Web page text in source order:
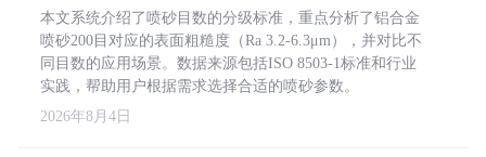
本文系统介绍了喷砂目数的分级标准，重点分析了铝合金
喷砂200目对应的表面粗糙度（Ra 3.2-6.3μm），并对比不
同目数的应用场景。数据来源包括ISO 8503-1标准和行业
实践，帮助用户根据需求选择合适的喷砂参数。
2026年8月4日